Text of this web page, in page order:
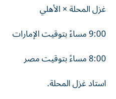
غزل المحلة × الأهلي
9:00 مساءً بتوقيت الإمارات
8:00 مساءً بتوقيت مصر
استاد غزل المحلة.